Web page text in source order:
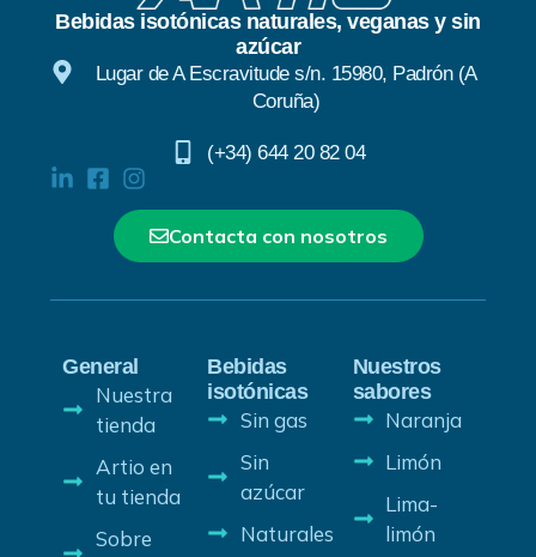
Bebidas isotónicas naturales, veganas y sin
azúcar
Lugar de A Escravitude s/n. 15980, Padrón (A
Coruña)
(+34) 644 20 82 04
Contacta con nosotros
General
Nuestra
tienda
Artio en
tu tienda
Sobre
Bebidas
isotónicas
Sin gas
Sin
azúcar
Naturales
Nuestros
sabores
Naranja
Limón
Lima-
limón